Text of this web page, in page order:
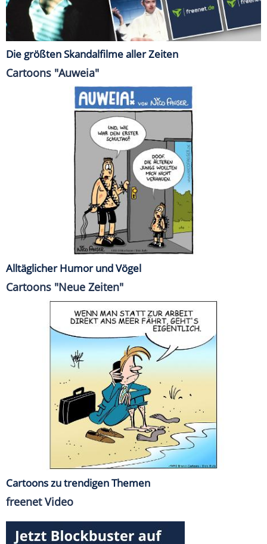
Die größten Skandalfilme aller Zeiten
Cartoons "Auweia"
Alltäglicher Humor und Vögel
Cartoons "Neue Zeiten"
Cartoons zu trendigen Themen
freenet Video